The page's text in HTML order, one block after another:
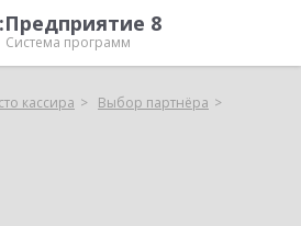
8
Система программ
кассира
Выбор партнёра